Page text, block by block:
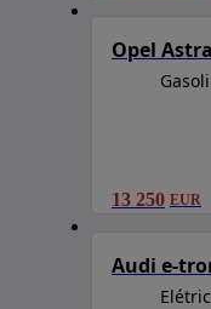
Opel
13 250 EUR
Audi e-